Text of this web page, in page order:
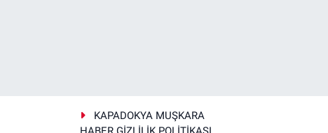
KAPADOKYA MUŞKARA